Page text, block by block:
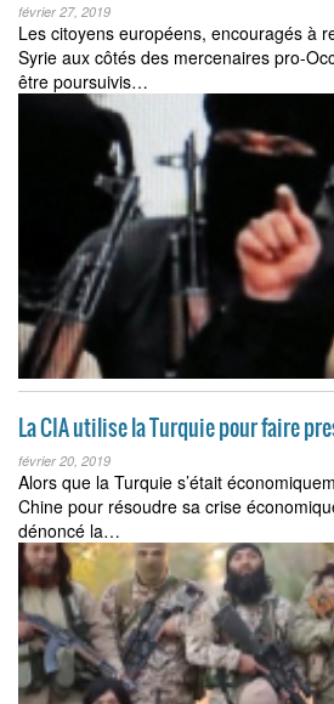
février 27, 2019
Les citoyens européens, encouragés à
Syrie aux côtés des mercenaires pro-
être poursuivis…
La CIA utilise la Turquie pour faire
février 20, 2019
Alors que la Turquie s’était
Chine pour résoudre sa crise
dénoncé la…